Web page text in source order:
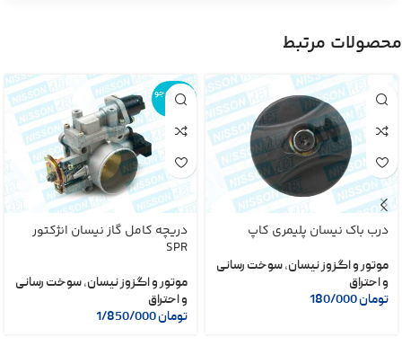
محصولات مرتبط
درب باک نیسان پلیمری کاپ
موتور و اگزوز نیسان,سوخت رسانی
و احتراق
تومان
اتمام موجو
دی
دریچه کامل گاز نیسان انژکتور
SPR
موتور و اگزوز نیسان,سوخت رسانی
و احتراق
تومان